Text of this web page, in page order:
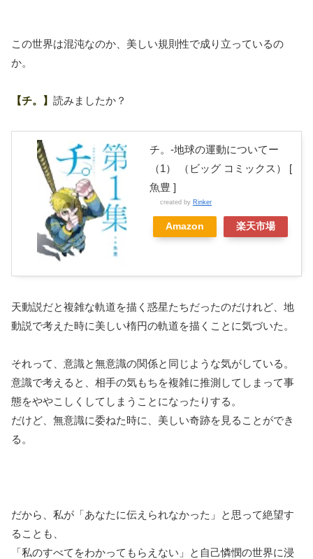
この世界は混沌なのか、美しい規則性で成り立っているの
か。
【チ。】 読みましたか？
チ。-地球の運動についてー
（1） （ビッグ コミックス） [
魚豊 ]
created by Rinker
Amazon 楽天市場
天動説だと複雑な軌道を描く惑星たちだったのだけれど、地
動説で考えた時に美しい楕円の軌道を描くことに気づいた。
それって、意識と無意識の関係と同じような気がしている。
意識で考えると、相手の気もちを複雑に推測してしまって事
態をややこしくしてしまうことになったりする。
だけど、無意識に委ねた時に、美しい奇跡を見ることができ
る。
だから、私が「あなたに伝えられなかった」と思って絶望す
ることも、
「私のすべてをわかってもらえない」と自己憐憫の世界に浸